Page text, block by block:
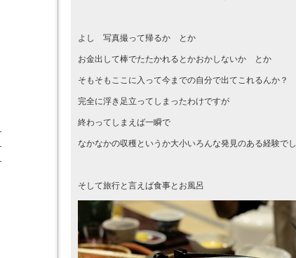
よし 写真撮って帰るか とか
お金出して棒でたたかれるとかおかしないか とか
そもそもここに入って今までの自分で出てこれるんか？
完全に浮き足立ってしまったわけですが
終わってしまえば一瞬で
なかなかの収穫というか大小いろんな発見のある経験で
そして旅行と言えば食事とお風呂